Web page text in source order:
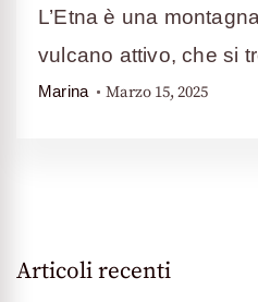
L’Etna è una
vulcano attivo, che si
Marina Marzo 15, 2025
Articoli recenti